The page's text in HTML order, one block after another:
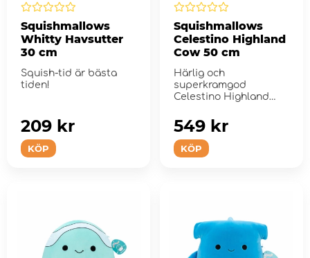
Squishmallows
Whitty Havsutter
30 cm
Squish-tid är bästa
tiden!
KÖP
209 kr
Squishmallows
Celestino Highland
Cow 50 cm
Härlig och
superkramgod
Celestino Highland
KÖP
549 kr